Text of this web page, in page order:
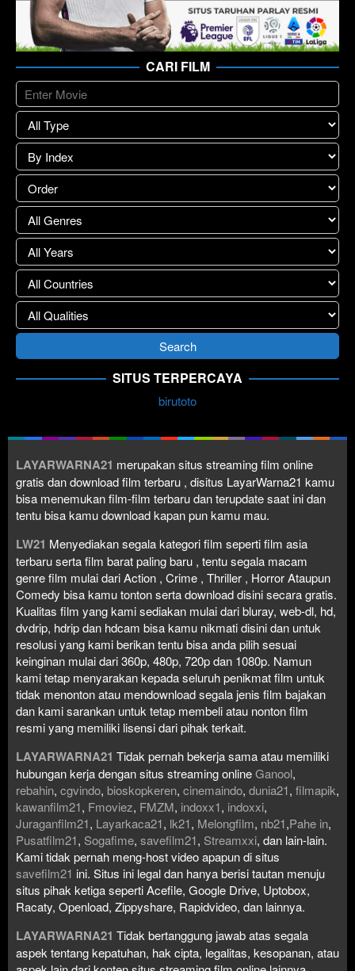
CARI FILM
SITUS TERPERCAYA
birutoto
LAYARWARNA21 merupakan situs streaming film online
gratis dan download film terbaru , disitus LayarWarna21 kamu
bisa menemukan film-film terbaru dan terupdate saat ini dan
tentu bisa kamu download kapan pun kamu mau.
LW21 Menyediakan segala kategori film seperti film asia
terbaru serta film barat paling baru , tentu segala macam
genre film mulai dari Action , Crime , Thriller , Horror Ataupun
Comedy bisa kamu tonton serta download disini secara gratis.
Kualitas film yang kami sediakan mulai dari bluray, web-dl, hd,
dvdrip, hdrip dan hdcam bisa kamu nikmati disini dan untuk
resolusi yang kami berikan tentu bisa anda pilih sesuai
keinginan mulai dari 360p, 480p, 720p dan 1080p. Namun
kami tetap menyarakan kepada seluruh penikmat film untuk
tidak menonton atau mendownload segala jenis film bajakan
dan kami sarankan untuk tetap membeli atau nonton film
resmi yang memiliki lisensi dari pihak terkait.
LAYARWARNA21 Tidak pernah bekerja sama atau memiliki
hubungan kerja dengan situs streaming onlineGanool,
rebahin, cgvindo, bioskopkeren, cinemaindo, dunia21, filmapik,
kawanfilm21, Fmoviez, FMZM, indoxx1, indoxxi,
Juraganfilm21, Layarkaca21, lk21, Melongfilm, nb21,Pahe in,
Pusatfilm21, Sogafime, savefilm21, Streamxxi, dan lain-lain.
Kami tidak pernah meng-host video apapun di situs
savefilm21 ini. Situs ini legal dan hanya berisi tautan menuju
situs pihak ketiga seperti Acefile, Google Drive, Uptobox,
Racaty, Openload, Zippyshare, Rapidvideo, dan lainnya.
LAYARWARNA21 Tidak bertanggung jawab atas segala
aspek tentang kepatuhan, hak cipta, legalitas, kesopanan, atau